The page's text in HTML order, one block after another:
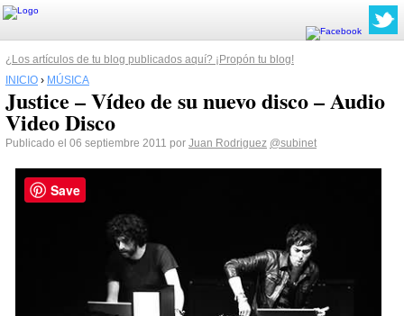
¿Los artículos de tu blog publicados aquí? ¡Propón tu blog!
INICIO › MÚSICA
Justice – Vídeo de su nuevo disco – Audio
Video Disco
Publicado el 06 septiembre 2011 por Juan Rodriguez @subinet
Save